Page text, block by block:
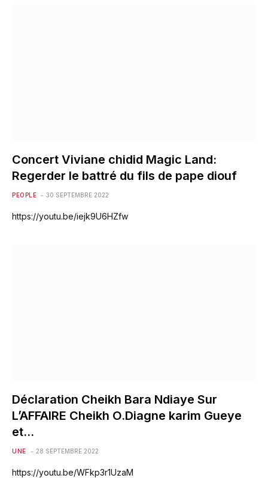
Concert Viviane chidid Magic Land:
Regerder le battré du fils de pape diouf
PEOPLE 30 SEPTEMBRE 2022
https://youtu.be/iejk9U6HZfw
Déclaration Cheikh Bara Ndiaye Sur
L’AFFAIRE Cheikh O.Diagne karim Gueye
et…
UNE 28 SEPTEMBRE 2022
https://youtu.be/WFkp3r1UzaM